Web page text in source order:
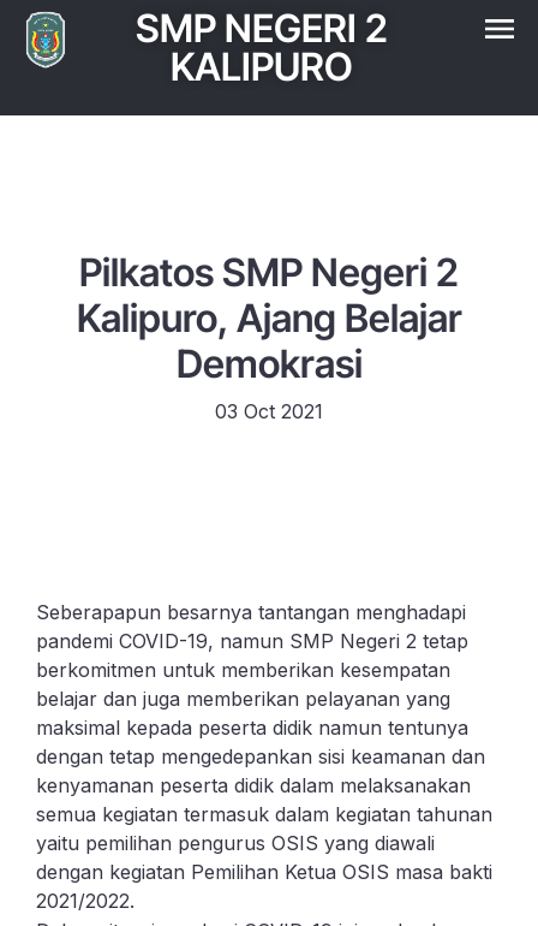
SMP NEGERI 2
KALIPURO
Pilkatos SMP Negeri 2
Kalipuro, Ajang Belajar
Demokrasi
03 Oct 2021
Seberapapun besarnya tantangan menghadapi
pandemi COVID-19, namun SMP Negeri 2 tetap
berkomitmen untuk memberikan kesempatan
belajar dan juga memberikan pelayanan yang
maksimal kepada peserta didik namun tentunya
dengan tetap mengedepankan sisi keamanan dan
kenyamanan peserta didik dalam melaksanakan
semua kegiatan termasuk dalam kegiatan tahunan
yaitu pemilihan pengurus OSIS yang diawali
dengan kegiatan Pemilihan Ketua OSIS masa bakti
2021/2022.